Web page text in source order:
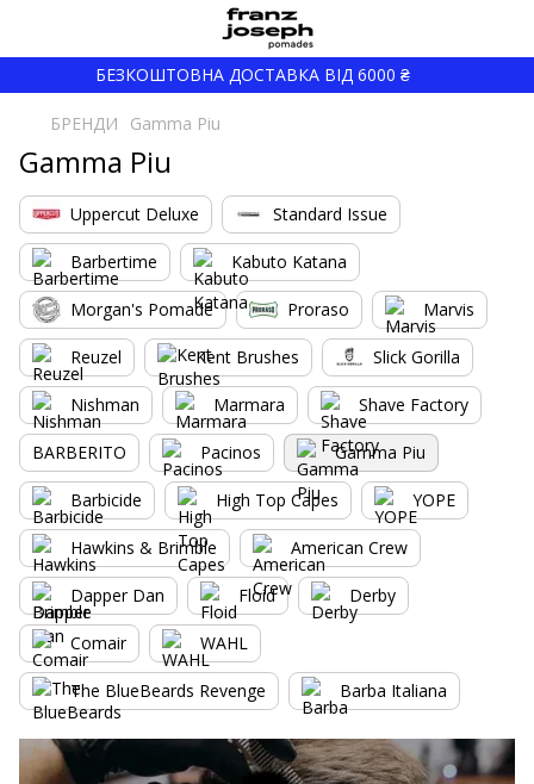
БЕЗКОШТОВНА ДОСТАВКА ВІД 6000 ₴
БРЕНДИ Gamma Piu
Gamma Piu
Uppercut Deluxe Standard Issue
Barbertime Kabuto Katana
Morgan's Pomade Proraso Marvis
Reuzel Kent Brushes Slick Gorilla
Nishman Marmara Shave Factory
BARBERITO Pacinos Gamma Piu
Barbicide High Top Capes YOPE
Hawkins & Brimble American Crew
Dapper Dan Floid Derby
Comair WAHL
The BlueBeards Revenge Barba Italiana